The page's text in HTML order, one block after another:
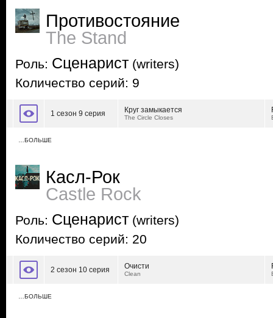
Противостояние
The Stand
Роль: Сценарист (writers)
Количество серий: 9
1 сезон 9 серия Круг замыкается
The Circle Closes
…БОЛЬШЕ
Касл-Рок
Castle Rock
Роль: Сценарист (writers)
Количество серий: 20
2 сезон 10 серия Очисти
Clean
…БОЛЬШЕ